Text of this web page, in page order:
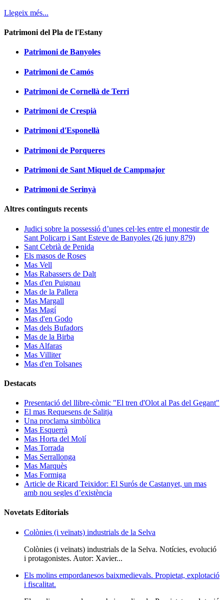
Llegeix més...
Patrimoni del Pla de l'Estany
Patrimoni de Banyoles
Patrimoni de Camós
Patrimoni de Cornellà de Terri
Patrimoni de Crespià
Patrimoni d'Esponellà
Patrimoni de Porqueres
Patrimoni de Sant Miquel de Campmajor
Patrimoni de Serinyà
Altres continguts recents
Judici sobre la possessió d’unes cel·les entre el monestir de
Sant Policarp i Sant Esteve de Banyoles (26 juny 879)
Sant Cebrià de Penida
Els masos de Roses
Mas Vell
Mas Rabassers de Dalt
Mas d'en Puignau
Mas de la Pallera
Mas Margall
Mas Magí
Mas d'en Godo
Mas dels Bufadors
Mas de la Birba
Mas Alfaras
Mas Villiter
Mas d'en Tolsanes
Destacats
Presentació del llibre-còmic "El tren d'Olot al Pas del Gegant"
El mas Requesens de Salitja
Una proclama simbòlica
Mas Esquerrà
Mas Horta del Molí
Mas Torrada
Mas Serrallonga
Mas Marquès
Mas Formiga
Article de Ricard Teixidor: El Surós de Castanyet, un mas
amb nou segles d’existència
Novetats Editorials
Colònies (i veïnats) industrials de la Selva
Colònies (i veïnats) industrials de la Selva. Notícies, evolució
i protagonistes. Autor: Xavier...
Els molins empordanesos baixmedievals. Propietat, explotació
i fiscalitat.